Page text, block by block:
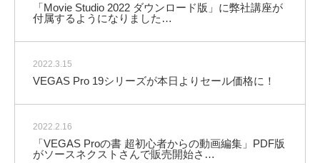
「Movie Studio 2022 ダウンロード版」に弊社講座が
付属するようになりました…
2022.3.15
VEGAS Pro 19シリーズが本日よりセール価格に！
2022.2.16
「VEGAS Proの書 超初心者からの動画編集」PDF版
がソースネクストさんで販売開始さ…